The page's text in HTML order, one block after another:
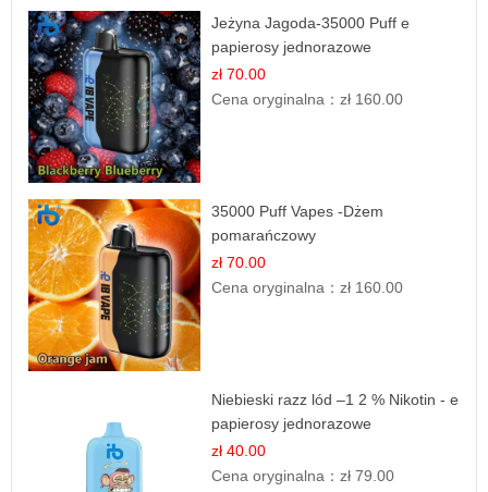
Jeżyna Jagoda-35000 Puff e
papierosy jednorazowe
zł 70.00
Cena oryginalna：zł 160.00
35000 Puff Vapes -Dżem
pomarańczowy
zł 70.00
Cena oryginalna：zł 160.00
Niebieski razz lód –1 2 % Nikotin - e
papierosy jednorazowe
zł 40.00
Cena oryginalna：zł 79.00